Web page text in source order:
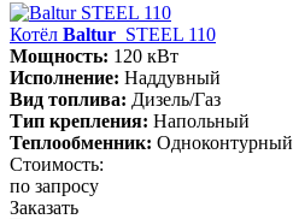
Котёл Baltur STEEL 110
Мощность: 120 кВт
Исполнение: Наддувный
Вид топлива: Дизель/Газ
Тип крепления: Напольный
Теплообменник: Одноконтурный
Стоимость:
по запросу
Заказать